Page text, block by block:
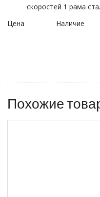
скоростей 1 рама
Цена
Наличие
Похожие